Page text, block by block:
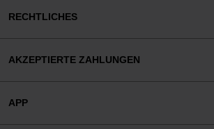
RECHTLICHES
AKZEPTIERTE ZAHLUNGEN
APP